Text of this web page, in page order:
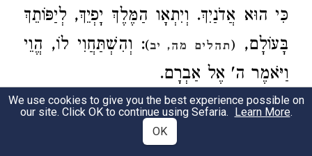
כִּי הוּא אֲדֹנַיִךְ. וְיִתְאָו הַמֶּלֶךְ יָפְיֵךְ, לְיַפּוֹתֵךְ
בָּעוֹלָם, (תהלים מה, יב): וְהִשְׁתַּחֲוִי לוֹ, הֱוֵי
וַיֹּאמֶר ה' אֶל אַבְרָם.
וַיֹּאמֶר ה' אֶל אַבְרָם(בראשית יב, א
, רַבִּי
We use cookies to give you the best experience possible on
our site. Click OK to continue using Sefaria. Learn More.
OK